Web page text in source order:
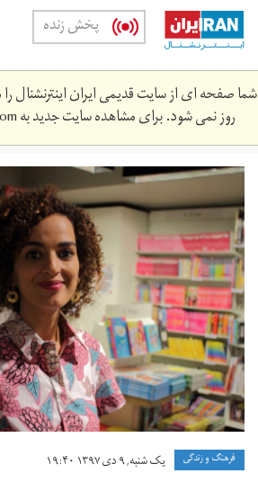
Skip
main
content
پخش زنده
شما صفحه ای از سایت قدیمی ایران اینترنشنال
روز نمی شود. برای مشاهده سایت جدید به
لیلا
سلیمانی،
نویسنده
مراکشی‌تبار
اهل
فرانسه
فرهنگ و زندگی یک شنبه, ۹ دی ۱۳۹۷ ۱۹:۴۰